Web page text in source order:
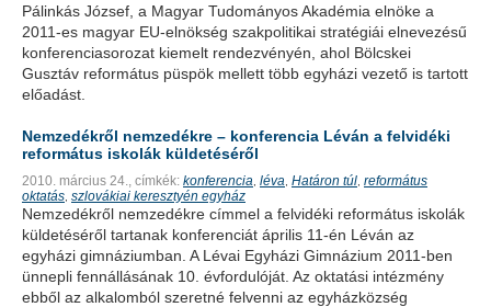
Pálinkás József, a Magyar Tudományos Akadémia elnöke a
2011-es magyar EU-elnökség szakpolitikai stratégiái elnevezésű
konferenciasorozat kiemelt rendezvényén, ahol Bölcskei
Gusztáv református püspök mellett több egyházi vezető is tartott
előadást.
Nemzedékről nemzedékre – konferencia Léván a felvidéki
református iskolák küldetéséről
2010. március 24., címkék: konferencia léva Határon túl református
oktatás szlovákiai keresztyén egyház
Nemzedékről nemzedékre címmel a felvidéki református iskolák
küldetéséről tartanak konferenciát április 11-én Léván az
egyházi gimnáziumban. A Lévai Egyházi Gimnázium 2011-ben
ünnepli fennállásának 10. évfordulóját. Az oktatási intézmény
ebből az alkalomból szeretné felvenni az egyházközség